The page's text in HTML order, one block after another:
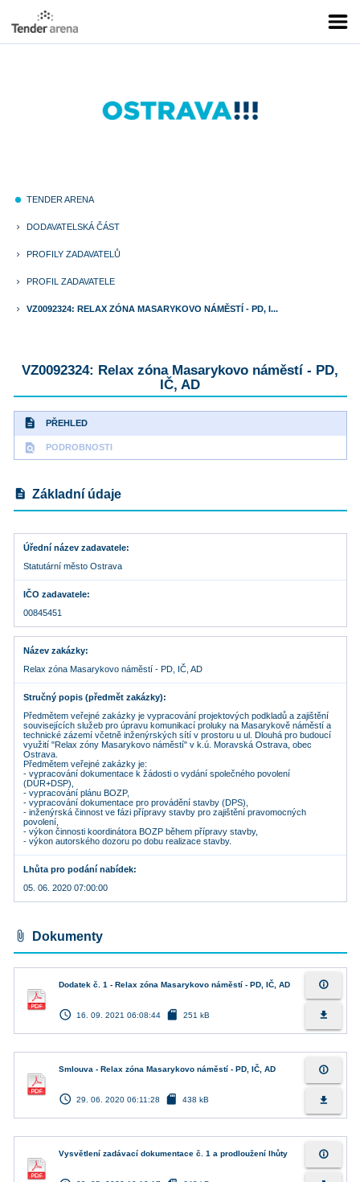
fiber_manual_record TENDER ARENA
keyboard_arrow_right DODAVATELSKÁ ČÁST
keyboard_arrow_right PROFILY ZADAVATELŮ
keyboard_arrow_right PROFIL ZADAVATELE
keyboard_arrow_right VZ0092324: RELAX ZÓNA MASARYKOVO NÁMĚSTÍ - PD, I...
VZ0092324: Relax zóna Masarykovo náměstí - PD,
IČ, AD
description PŘEHLED
find_in_page PODROBNOSTI
description Základní údaje
Úřední název zadavatele
Statutární město Ostrava
IČO zadavatele
00845451
Název zakázky
Relax zóna Masarykovo náměstí - PD, IČ, AD
Stručný popis (předmět zakázky)
Předmětem veřejné zakázky je vypracování projektových podkladů a zajištění
souvisejících služeb pro úpravu komunikací proluky na Masarykově náměstí a
technické zázemí včetně inženýrských sítí v prostoru u ul. Dlouhá pro budoucí
využití "Relax zóny Masarykovo náměstí" v k.ú. Moravská Ostrava, obec
Ostrava.
Předmětem veřejné zakázky je:
- vypracování dokumentace k žádosti o vydání společného povolení
(DÚR+DSP),
- vypracování plánu BOZP,
- vypracování dokumentace pro provádění stavby (DPS),
- inženýrská činnost ve fázi přípravy stavby pro zajištění pravomocných
povolení,
- výkon činnosti koordinátora BOZP během přípravy stavby,
Lhůta pro podání nabídek
05. 06. 2020 07:00:00
attach_file Dokumenty
Dodatek č. 1 - Relax zóna Masarykovo náměstí - PD, IČ, AD
access_time 16. 09. 2021 06:08:44 sd_card 251 kB
info_outline
file_download
Smlouva - Relax zóna Masarykovo náměstí - PD, IČ, AD
access_time 29. 06. 2020 06:11:28 sd_card 438 kB
info_outline
file_download
Vysvětlení zadávací dokumentace č. 1 a prodloužení lhůty info_outline